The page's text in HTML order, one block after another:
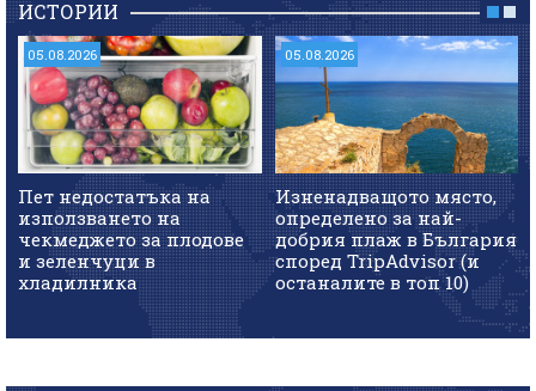
ИСТОРИИ
05.08.2026
Пет недостатъка на
използването на
чекмеджето за плодове
и зеленчуци в
хладилника
05.08.2026
Изненадващото място,
определено за най-
добрия плаж в България
според TripAdvisor (и
останалите в топ 10)